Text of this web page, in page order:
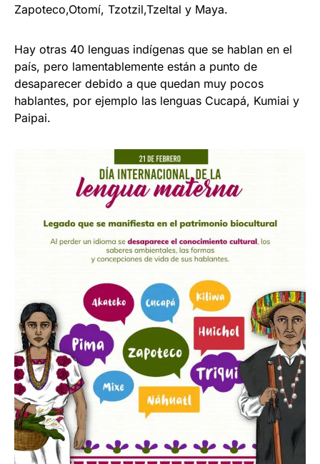
Zapoteco,Otomí, Tzotzil,Tzeltal y Maya.
Hay otras 40 lenguas indígenas que se hablan en el
país, pero lamentablemente están a punto de
desaparecer debido a que quedan muy pocos
hablantes, por ejemplo las lenguas Cucapá, Kumiai y
Paipai.